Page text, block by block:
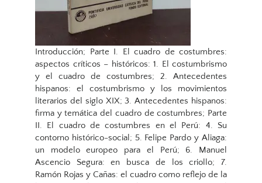
Introducción; Parte I. El cuadro de costumbres:
aspectos críticos – históricos: 1. El costumbrismo
y el cuadro de costumbres; 2. Antecedentes
hispanos: el costumbrismo y los movimientos
literarios del siglo XIX; 3. Antecedentes hispanos:
firma y temática del cuadro de costumbres; Parte
II. El cuadro de costumbres en el Perú: 4. Su
contorno histórico-social; 5. Felipe Pardo y Aliaga:
un modelo europeo para el Perú; 6. Manuel
Ascencio Segura: en busca de los criollo; 7.
Ramón Rojas y Cañas: el cuadro como reflejo de la